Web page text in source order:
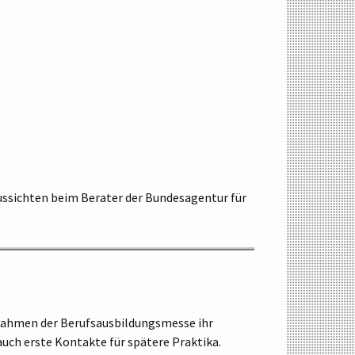
beim Berater der Bundesagentur für
der Berufsausbildungsmesse ihr
erste Kontakte für spätere Praktika.